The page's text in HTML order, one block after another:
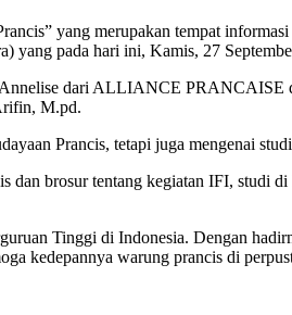
yang merupakan tempat
yang pada hari ini, Kamis, 27
dari ALLIANCE
M.pd.
Prancis, tetapi juga mengenai
brosur tentang kegiatan IFI, studi
Tinggi di Indonesia. Dengan
kedepannya warung prancis di